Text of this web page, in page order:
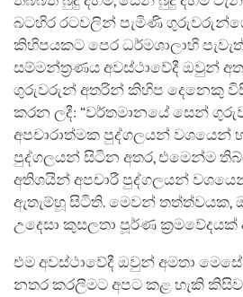
බටහිර රටවලින් පැමිණි
කිහිපයකට පෙර ධර්මශාලාහි
සම්මන්ත්‍රණය අවස්ථාවේදී ඔවුන්
ගුරුවරුන් අතරින් කිහිප දෙනෙකු
කරන ලදී: “වර්තමානයේ සෙන්
අපචාරාත්මක පුද්ගලයන් වශයෙන්
පුද්ගලයන් සිටින අතර, එමෙන්ම
අතිශයින් අපචාරී පුද්ගලයන්
ඇතැම්හූ සිටිති. මෙවන් තත්ත්වයක,
උදෙසා කුසලතා පූර්ණ ක්‍රමවේදයක්
එම අවස්ථාවේදී ඔවුන් අමතා
නතර කරලීමට අපට කළ හැකි